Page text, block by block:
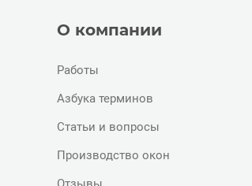
О компании
Работы
Азбука терминов
Статьи и вопросы
Производство окон